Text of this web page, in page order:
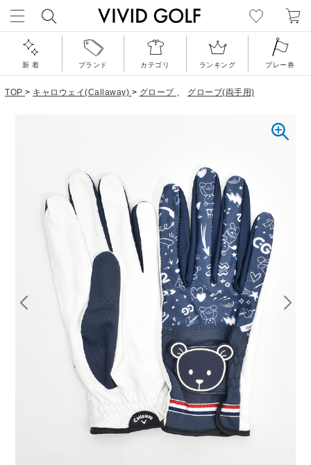
新 着 ブランド カテゴリ ランキング プレー券
TOP > キャロウェイ(Callaway) > グローブ 、 グローブ(両手用)